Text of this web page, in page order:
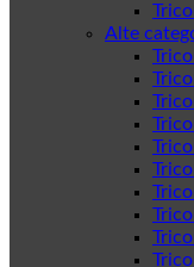
Alte